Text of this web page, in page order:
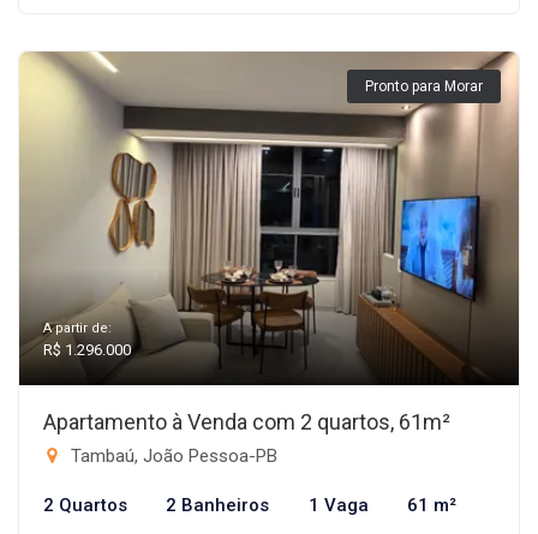
Pronto para Morar
A partir de:
R$ 1.296.000
Apartamento à Venda com 2 quartos, 61m²
Tambaú, João Pessoa-PB
2 Quartos 2 Banheiros 1 Vaga 61 m²